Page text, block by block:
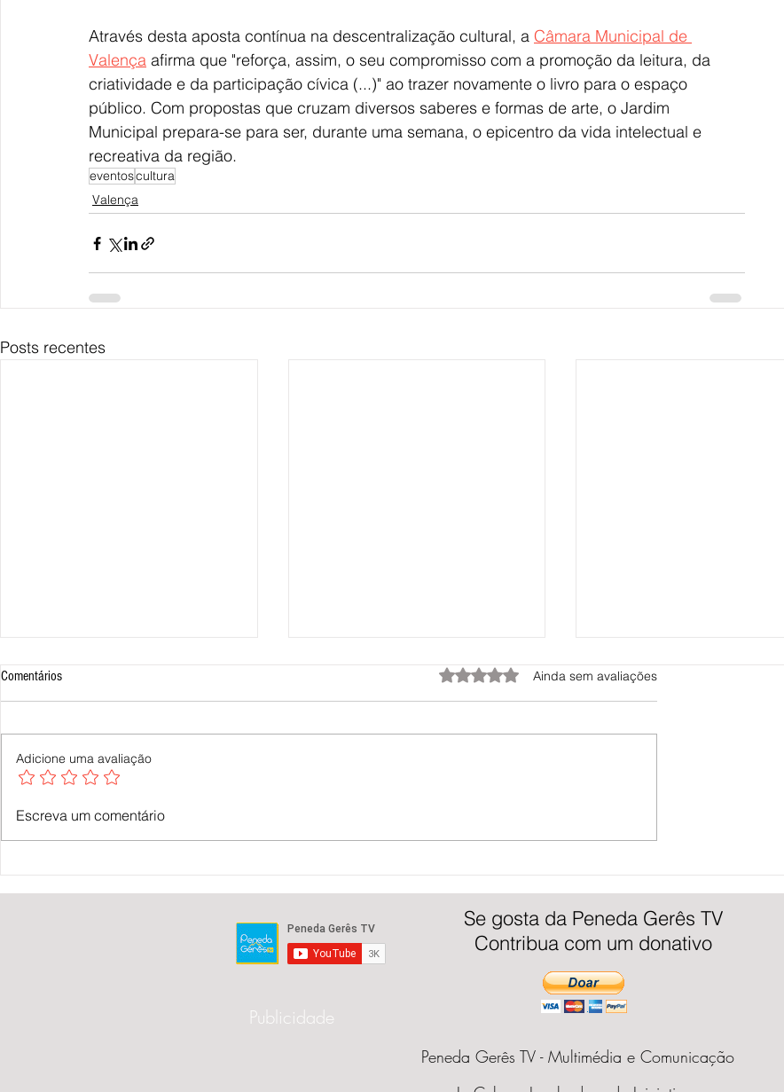
Através desta aposta contínua na descentralização cultural, a Câmara Municipal de
Valença afirma que "reforça, assim, o seu compromisso com a promoção da leitura, da
criatividade e da participação cívica (...)" ao trazer novamente o livro para o espaço
público. Com propostas que cruzam diversos saberes e formas de arte, o Jardim
Municipal prepara-se para ser, durante uma semana, o epicentro da vida intelectual e
recreativa da região.
eventoscultura
Valença
Posts recentes
Valença abre candidaturas para o
Comentários Avaliado com 0 de 5 estrelas.
Ainda sem avaliações
Adicione uma avaliação
Escreva um comentário
Publicidade
Se gosta da Peneda Gerês TV
Contribua com um donativo
Peneda Gerês TV - Multimédia e Comunicação